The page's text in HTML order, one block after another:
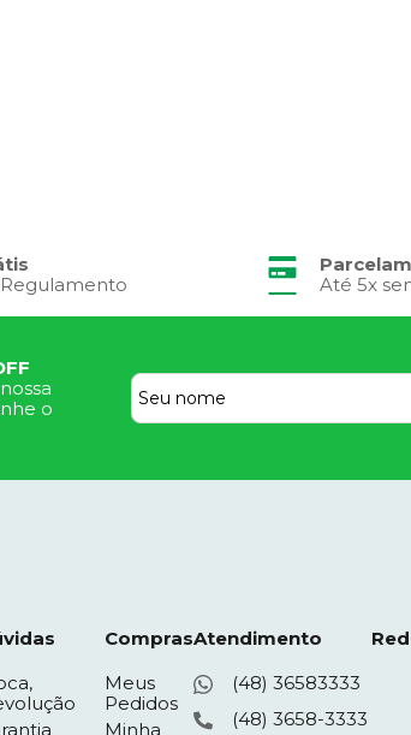
Até 5x
o
Compras
Meus
Pedidos
Minha
Atendimento
(48) 36583333
(48) 3658-3333